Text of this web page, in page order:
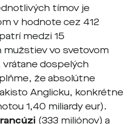
tímov je
v hodnote cez 412
medzi 15
vo svetovom
dospelých
že absolútne
Anglicku, konkrétne
1,40 miliardy eur).
(333 miliónov) a